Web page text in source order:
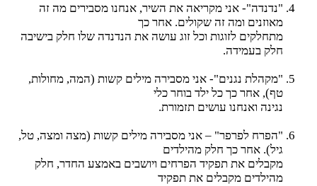
"נדנדה"- אני מקריאה את השיר, אנחנו מסבירים מה זה
מאוזנים ומה זה שקולים. אחר כך
מתחלקים לזוגות וכל זוג עושה את הנדנדה שלו חלק בישיבה
חלק בעמידה.
"מקהלת נגנים"- אני מסבירה מילים קשות (המה, מחולות,
טף), אחר כך כל ילד בוחר כלי
נגינה ואנחנו עושים תזמורת.
"הפרח לפרפר" – אני מסבירה מילים קשות (מצה ומצה, טל,
גיל). אחר כך חלק מהילדים
מקבלים את תפקיד הפרחים ויושבים באמצע החדר, חלק
מהילדים מקבלים את תפקיד